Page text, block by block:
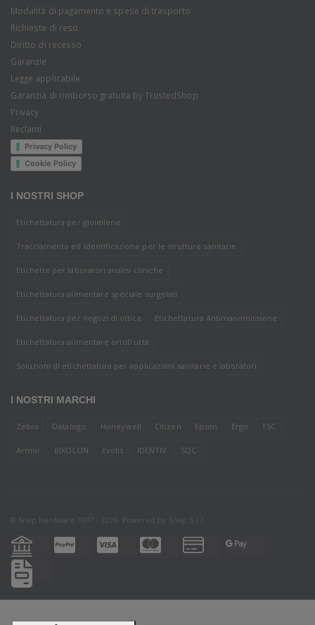
Modalità di pagamento e spese di trasporto
Richieste di reso
Diritto di recesso
Garanzie
Legge applicabile
Garanzia di rimborso gratuita by TrustedShop
Privacy
Reclami
Privacy Policy
Cookie Policy
I NOSTRI SHOP
Etichettatura per gioiellerie
Tracciamento ed identificazione per le strutture sanitarie
Etichette per laboratori analisi cliniche
Etichettatura alimentare speciale surgelati
Etichettatura per negozi di ottica Etichettatura Antimanomissione
Etichettatura alimentare ortofrutta
Soluzioni di etichettatura per applicazioni sanitarie e laboratori
I NOSTRI MARCHI
Zebra Datalogic Honeywell Citizen Epson Ergo TSC
Armor BIXOLON Evolis IDENTIV SQC
© Snap hardware 1997 - 2026. Powered by Snap S.r.l.